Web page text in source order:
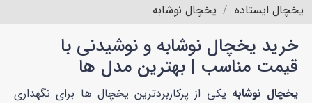
یخچال ایستاده
یخچال نوشابه
خرید یخچال نوشابه و نوشیدنی با
قیمت مناسب | بهترین مدل‌ ها
یخچال نوشابه یکی از پرکاربردترین یخچال ها برای نگهداری